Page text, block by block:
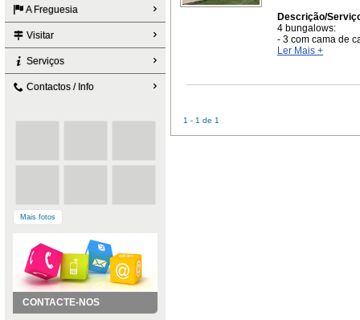
A Freguesia
Visitar
Serviços
Contactos / Info
Mais fotos
CONTACTE-NOS
Descrição/
4 bungalows:
- 3 com cama de
Ler Mais +
1 - 1 de 1